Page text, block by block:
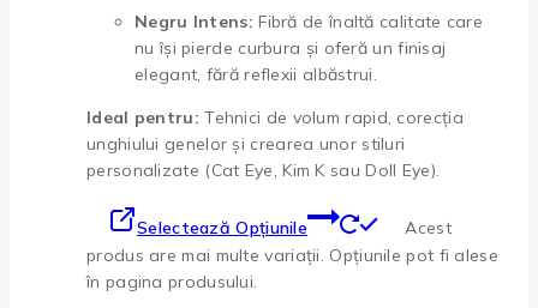
Negru Intens: Fibră de înaltă calitate care
nu își pierde curbura și oferă un finisaj
elegant, fără reflexii albăstrui.
Ideal pentru: Tehnici de volum rapid, corecția
unghiului genelor și crearea unor stiluri
personalizate (Cat Eye, Kim K sau Doll Eye).
Selectează Opțiunile
Acest
produs are mai multe variații. Opțiunile pot fi alese
în pagina produsului.